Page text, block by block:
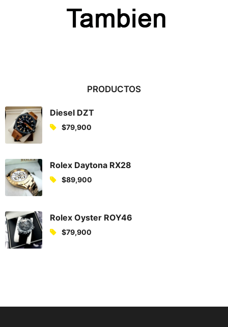
PRODUCTOS
Diesel DZT
$79,900
Rolex Daytona RX28
$89,900
Rolex Oyster ROY46
$79,900